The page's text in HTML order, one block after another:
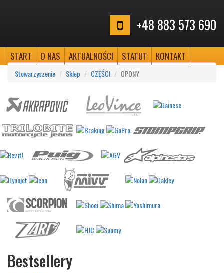
+48 883 573 690
START O NAS AKTUALNOŚCI STATUT KONTAKT
Stowarzyszenie Sklep CZĘŚCI OPONY
Bestsellery